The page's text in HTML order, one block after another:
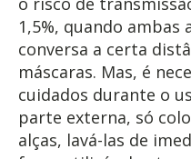
1,5%, quando ambas
conversa a certa
máscaras. Mas, é
cuidados durante o
parte externa, só
alças, lavá-las de